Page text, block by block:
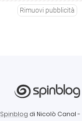
Rimuovi pubblicità
Spinblog di Nicolò Canal -